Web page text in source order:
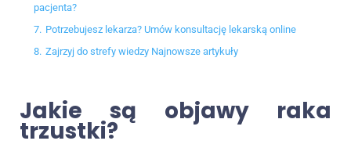
pacjenta?
7. Potrzebujesz lekarza? Umów konsultację lekarską online
8. Zajrzyj do strefy wiedzy Najnowsze artykuły
Jakie są objawy raka
trzustki?